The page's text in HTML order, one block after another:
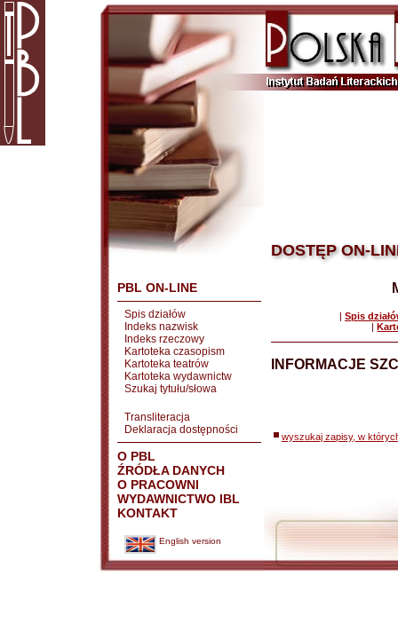
PBL ON-LINE
Spis działów
Indeks nazwisk
Indeks rzeczowy
Kartoteka czasopism
Kartoteka teatrów
Kartoteka wydawnictw
Szukaj tytułu/słowa
Transliteracja
Deklaracja dostępności
O PBL
ŹRÓDŁA DANYCH
O PRACOWNI
WYDAWNICTWO IBL
KONTAKT
English version
DOSTĘP ON-
| Spis
|
INFORMACJE
wyszukaj zapisy, w